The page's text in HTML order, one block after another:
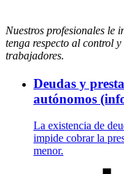
Nuestros profesionales le
tenga respecto al control y
trabajadores.
Deudas y
autónomos
La existencia de
impide cobrar la
menor.